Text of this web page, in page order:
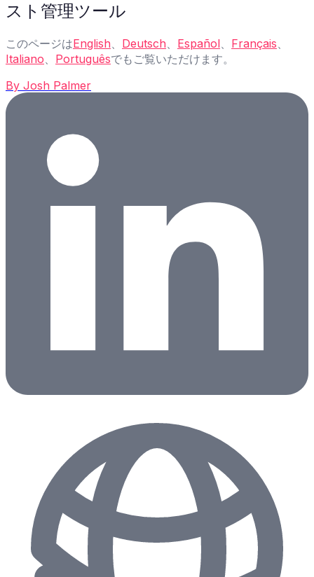
スト管理ツール
このページはEnglish Deutsch Español Français
Italiano
Portuguêsでもご覧いただけます。
By Josh Palmer